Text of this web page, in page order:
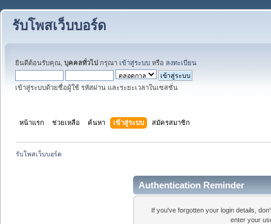
รับโพสเว็บบอร์ด
ยินดีต้อนรับคุณ, บุคคลทั่วไป กรุณา เข้าสู่ระบบ หรือ ลงทะเบียน
เข้าสู่ระบบด้วยชื่อผู้ใช้ รหัสผ่าน และระยะเวลาในเซสชั่น
หน้าแรก ช่วยเหลือ ค้นหา เข้าสู่ระบบ สมัครสมาชิก
รับโพสเว็บบอร์ด
Authentication Reminder
If you've forgotten your login details,
enter your